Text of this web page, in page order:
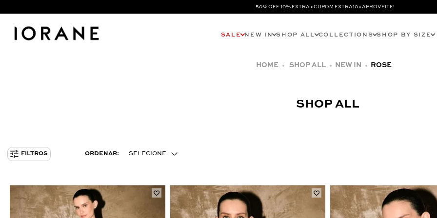
50% OFF 10% EXTRA • CUPOM EXTRA10 • APROVEITE!
SALE NEW IN SHOP ALL COLLECTIONS SHOP BY SIZE
SHOP ALL NEW IN ROSE
SHOP ALL
FILTROS ORDENAR: SELECIONE
MAIOR PREÇO
MAIS VENDIDOS